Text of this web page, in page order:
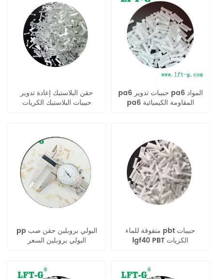
حقن البلاستيك إعادة تدوير
حبيبات البلاستيك الكريات
pa6 حبيبات تدوير pa6 المواد
pa6 المقاومة الكيميائية
pp البولي بروبلين حقن صب
البولي بروبلين السعر
متفوقة للماء pbt حبيبات
lgf40 PBT الكريات